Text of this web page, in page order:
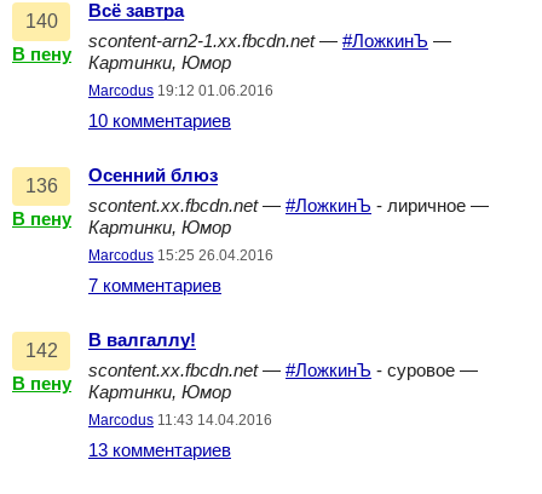
140
В пену
Всё завтра
scontent-arn2-1.xx.fbcdn.net— #ЛожкинЪ —
Картинки, Юмор
Marcodus 19:12 01.06.2016
10 комментариев
136
В пену
Осенний блюз
scontent.xx.fbcdn.net— #ЛожкинЪ - лиричное —
Картинки, Юмор
Marcodus 15:25 26.04.2016
7 комментариев
142
В пену
В валгаллу!
scontent.xx.fbcdn.net— #ЛожкинЪ - суровое —
Картинки, Юмор
Marcodus 11:43 14.04.2016
13 комментариев